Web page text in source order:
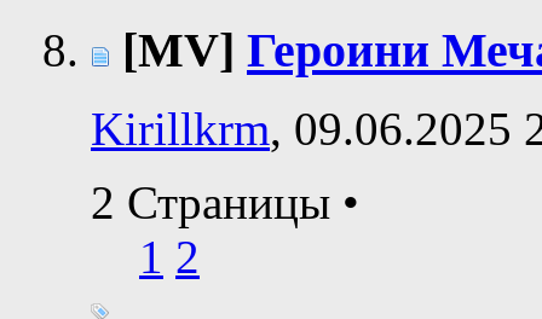
[MV] Героини
Kirillkrm, 09.06.2025
2 Страницы •
1 2